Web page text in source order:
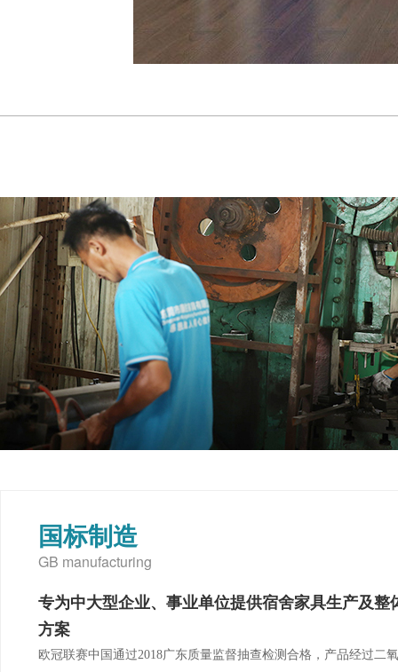
国标制造
GB manufacturing
专为中大型企业、事业单位提供宿舍家具生产及整
方案
欧冠联赛中国通过2018广东质量监督抽查检测合格，产品经过二